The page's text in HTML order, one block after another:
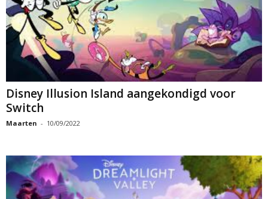
Disney Illusion Island aangekondigd voor
Switch
Maarten - 10/09/2022